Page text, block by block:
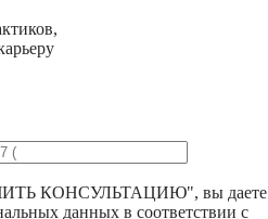
КОНСУЛЬТАЦИЮ", вы даете
данных в соответствии с